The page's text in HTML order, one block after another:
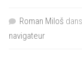
Roman Miloš dans
navigateur